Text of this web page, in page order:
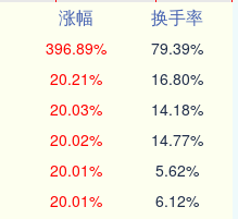
涨幅
换手率
396.89% 79.39%
20.21% 16.80%
20.03% 14.18%
20.02% 14.77%
20.01% 5.62%
20.01% 6.12%